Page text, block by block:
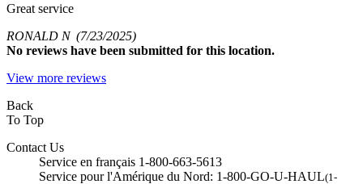
Great service
RONALD N (7/23/2025)
No reviews have been submitted for this location.
View more reviews
Back
To Top
Contact Us
Service en français 1-800-663-5613
Service pour l'Amérique du Nord: 1-800-GO-U-HAUL(1-